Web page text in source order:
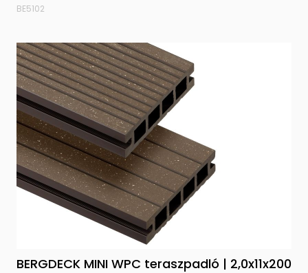
BE5102
BERGDECK MINI WPC teraszpadló | 2,0x11x200